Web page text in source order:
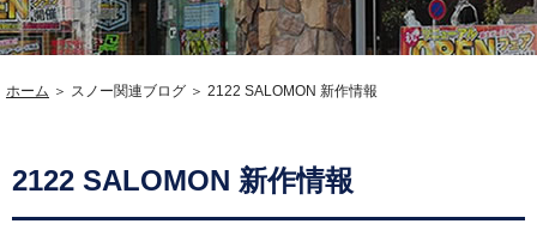
ホーム ＞ スノー関連ブログ ＞ 2122 SALOMON 新作情報
2122 SALOMON 新作情報